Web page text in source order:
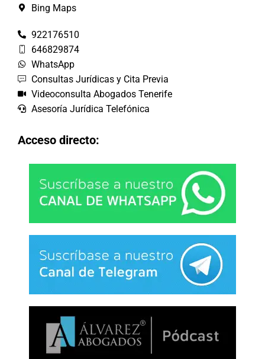
Bing Maps
922176510
646829874
WhatsApp
Consultas Jurídicas y Cita Previa
Videoconsulta Abogados Tenerife
Asesoría Jurídica Telefónica
Acceso directo: